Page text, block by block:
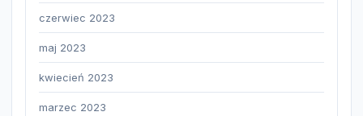
czerwiec 2023
maj 2023
kwiecień 2023
marzec 2023